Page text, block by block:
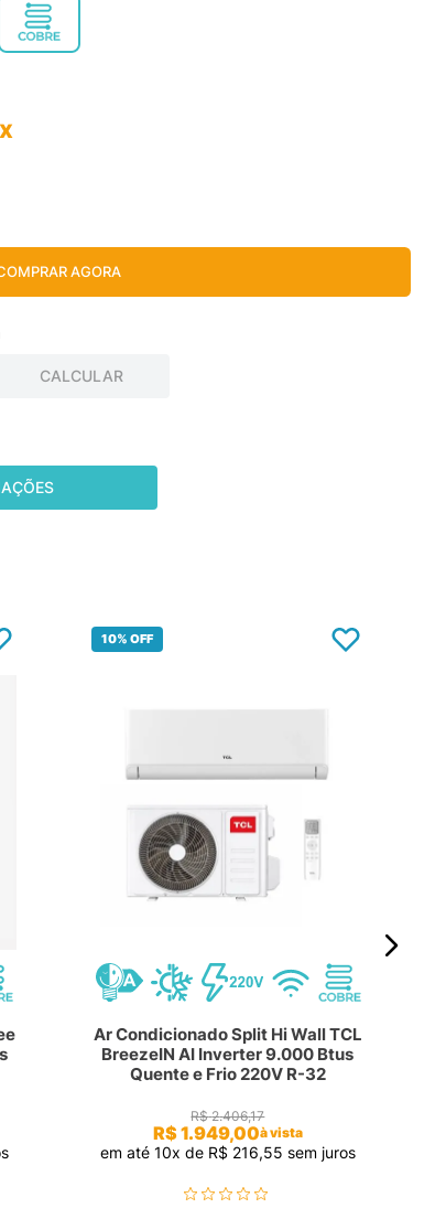
AGORA
10% OFF
Ar Condicionado Split Hi Wall TCL
BreezeIN AI Inverter 9.000 Btus
Quente e Frio 220V R-32
R$ 2.406,17
R$1.949,00à vista
em até 10x de R$ 216,55 sem juros